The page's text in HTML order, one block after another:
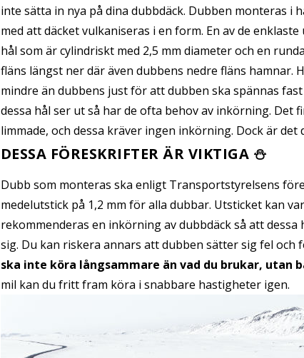
inte sätta in nya på dina dubbdäck. Dubben monteras i
med att däcket vulkaniseras i en form. En av de
hål som är cylindriskt med 2,5 mm diameter och en
fläns längst ner där även dubbens nedre fläns hamnar.
mindre än dubbens just för att dubben ska spännas
dessa hål ser ut så har de ofta behov av inkörning. Det
limmade, och dessa kräver ingen inkörning. Dock är det
DESSA FÖRESKRIFTER ÄR VIKTIGA ⛄
Dubb som monteras ska enligt Transportstyrelsens
medelutstick på 1,2 mm för alla dubbar. Utsticket kan
rekommenderas en inkörning av dubbdäck så att dessa
sig. Du kan riskera annars att dubben sätter sig fel och
ska inte köra långsammare än vad du brukar, utan
mil kan du fritt fram köra i snabbare hastigheter igen.